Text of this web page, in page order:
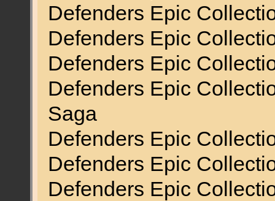
Defenders Epic
Defenders Epic
Defenders Epic
Defenders Epic
Saga
Defenders Epic
Defenders Epic
Defenders Epic